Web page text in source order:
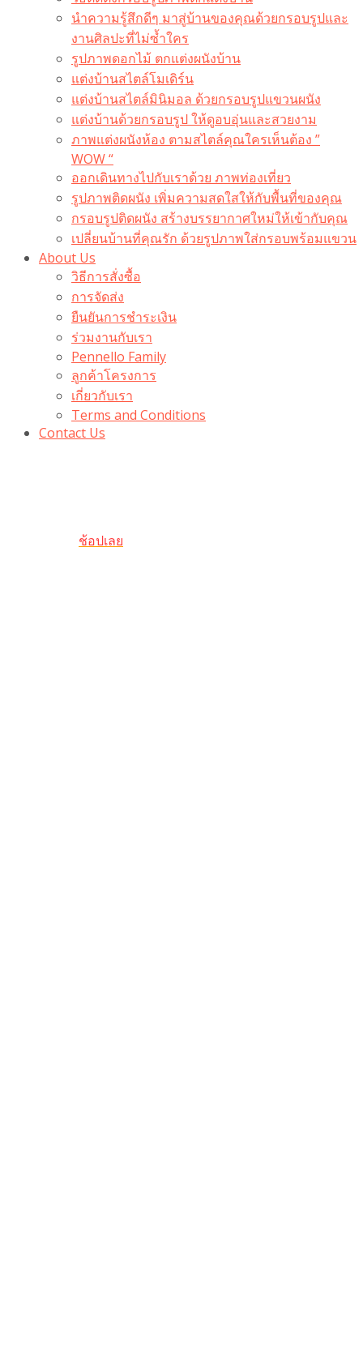
นำความรู้สึกดีๆ มาสู่บ้านของคุณด้วยกรอบรูปและ
งานศิลปะที่ไม่ซ้ำใคร
รูปภาพดอกไม้ ตกแต่งผนังบ้าน
แต่งบ้านสไตล์โมเดิร์น
แต่งบ้านสไตล์มินิมอล ด้วยกรอบรูปแขวนผนัง
แต่งบ้านด้วยกรอบรูป ให้ดูอบอุ่นและสวยงาม
ภาพแต่งผนังห้อง ตามสไตล์คุณใครเห็นต้อง ”
WOW “
ออกเดินทางไปกับเราด้วย ภาพท่องเที่ยว
รูปภาพติดผนัง เพิ่มความสดใสให้กับพื้นที่ของคุณ
กรอบรูปติดผนัง สร้างบรรยากาศใหม่ให้เข้ากับคุณ
เปลี่ยนบ้านที่คุณรัก ด้วยรูปภาพใส่กรอบพร้อมแขวน​
About Us
วิธีการสั่งซื้อ
การจัดส่ง
ยืนยันการชำระเงิน
ร่วมงานกับเรา
Pennello Family
ลูกค้าโครงการ
เกี่ยวกับเรา
Terms and Conditions
Contact Us
ช้อปเลย